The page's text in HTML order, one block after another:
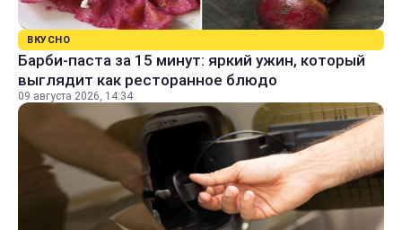
ВКУСНО
Барби-паста за 15 минут: яркий ужин, который
выглядит как ресторанное блюдо
09 августа 2026, 14:34